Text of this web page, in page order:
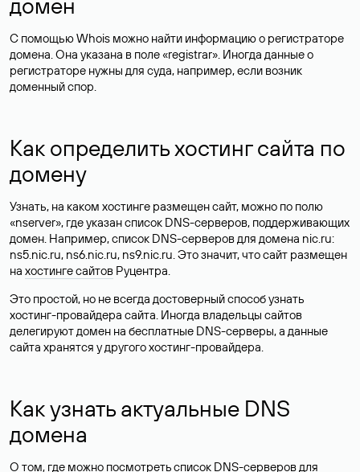
С помощью Whois можно найти информацию о регистраторе
домена. Она указана в поле «registrar». Иногда данные о
регистраторе нужны для суда, например, если возник
доменный спор.
Как определить хостинг сайта по
домену
Узнать, на каком хостинге размещен сайт, можно по полю
«nserver», где указан список DNS-серверов, поддерживающих
домен. Например, список DNS-серверов для домена nic.ru:
ns5.nic.ru, ns6.nic.ru, ns9.nic.ru. Это значит, что сайт размещен
на хостинге сайтов Руцентра.
Это простой, но не всегда достоверный способ узнать
хостинг-провайдера сайта. Иногда владельцы сайтов
делегируют домен на бесплатные DNS-серверы, а данные
сайта хранятся у другого хостинг-провайдера.
Как узнать актуальные DNS
домена
О том, где можно посмотреть список DNS-серверов для